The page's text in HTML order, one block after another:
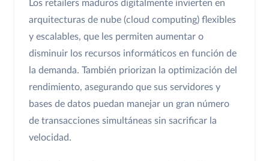
Los retailers maduros digitalmente invierten en
arquitecturas de nube (cloud computing) flexibles
y escalables, que les permiten aumentar o
disminuir los recursos informáticos en función de
la demanda. También priorizan la optimización del
rendimiento, asegurando que sus servidores y
bases de datos puedan manejar un gran número
de transacciones simultáneas sin sacrificar la
velocidad.